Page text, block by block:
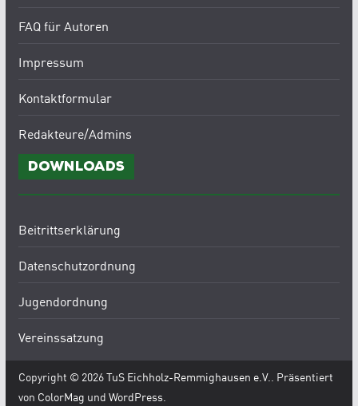
FAQ für Autoren
Impressum
Kontaktformular
Redakteure/Admins
Downloads
Beitrittserklärung
Datenschutzordnung
Jugendordnung
Vereinssatzung
Copyright © 2026TuS Eichholz-Remmighausen e.V.. Präsentiert
von ColorMag und WordPress.